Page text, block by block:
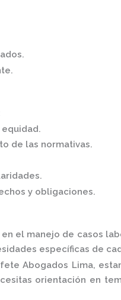
de las normativas.
y obligaciones.
el manejo de casos
específicas de
Abogados Lima,
orientación en